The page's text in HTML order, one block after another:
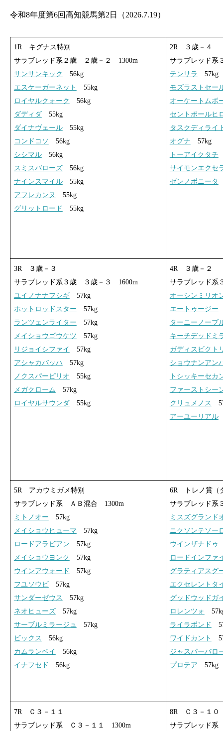
令和8年度第6回高知競馬第2日（2026.7.19）
1R キグナス特別
サラブレッド系２歳 ２歳－２ 1300m
サンサンキック
56kg
エスケーガーネット
55kg
ロイヤルクォーク
56kg
ダディダ55kg
ダイナヴェール55kg
コンドコソ
56kg
シシマル56kg
スミスバローズ56kg
ナインスマイル55kg
アフレカンヌ
55kg
グリットロード
55kg
2R ３歳－４
サラブレッド
テンサラ
57kg
モズラストセー
オーケートムボ
セントポールヒ
タスクディライ
オグナ 57kg
トーアイクタチ
サイモンエクセ
ゼンノボニータ
3R ３歳－３
サラブレッド系３歳 ３歳－３ 1600m
ユイノナナフシギ57kg
ホットロッドスター 57kg
ランツェンライター 57kg
メイショウゴウケツ 57kg
リジョイシファイ
57kg
アシャカバッハ 57kg
ノクスパーピリオ 55kg
メガクローム 57kg
ロイヤルサウンダ55kg
4R ３歳－２
サラブレッド
オーシンミリオ
エートゥージー
ターニーノーブ
キーチデッドミ
ガディスビクト
ショウナンアン
トシッキーセカ
ファーストシー
クリュメノス
アーユーリアル
5R アカウミガメ特別
サラブレッド系 ＡＢ混合 1300m
ミトノオー 57kg
メイショウヒューマ 57kg
ロードアラビアン 57kg
メイショウヨンク
57kg
ウインアウォード
57kg
フユソウビ57kg
サンダーゼウス
57kg
ネオヒューズ57kg
サーブルミラージュ
57kg
ビックス
56kg
カムランベイ
56kg
イナフセド
56kg
6R トレノ賞（
サラブレッド
ミスズグランド
ニクソンテソー
ウインザナドゥ
ロードインファ
グラティアスグ
エクセレントタ
グッドウッドガ
ロレンツォ
ライラボンド
ワイドカント
ジャスパーバロ
プロテア 57kg
7R Ｃ３－１１
サラブレッド系 Ｃ３－１１ 1300m
8R Ｃ３－１０
サラブレッド